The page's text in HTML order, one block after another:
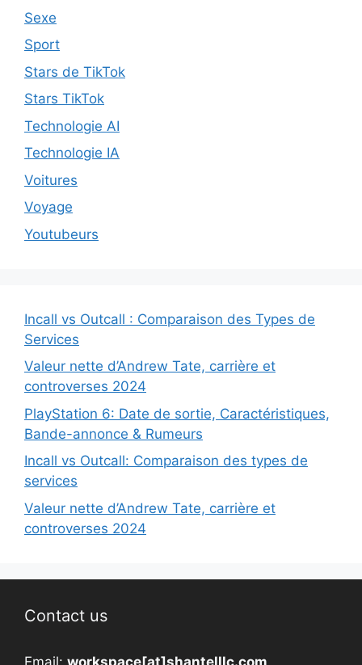
Sexe
Sport
Stars de TikTok
Stars TikTok
Technologie AI
Technologie IA
Voitures
Voyage
Youtubeurs
Incall vs Outcall : Comparaison des Types de
Services
Valeur nette d’Andrew Tate, carrière et
controverses 2024
PlayStation 6: Date de sortie, Caractéristiques,
Bande-annonce & Rumeurs
Incall vs Outcall: Comparaison des types de
services
Valeur nette d’Andrew Tate, carrière et
controverses 2024
Contact us
Email: workspace[at]shantelllc.com